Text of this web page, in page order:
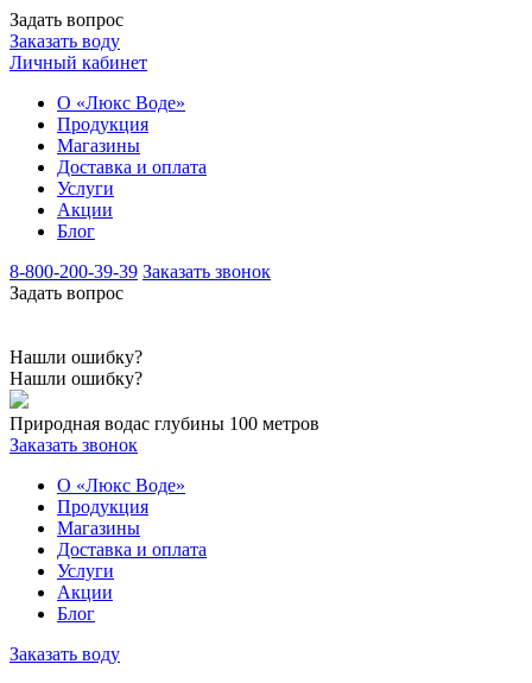
Задать вопрос
Заказать воду
Личный кабинет
О «Люкс Воде»
Продукция
Магазины
Доставка и оплата
Услуги
Акции
Блог
8-800-200-39-39 Заказать звонок
Задать вопрос
Нашли ошибку?
Нашли ошибку?
Природная водас глубины 100 метров
Заказать звонок
О «Люкс Воде»
Продукция
Магазины
Доставка и оплата
Услуги
Акции
Блог
Заказать воду